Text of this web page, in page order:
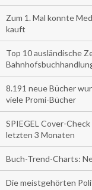
Zum 1. Mal konnte
kauft
Top 10 ausländische
8.191 neue Bücher
viele Promi-Bücher
SPIEGEL Cover-
letzten 3 Monaten
Buch-Trend-Charts:
Die meistgehörten